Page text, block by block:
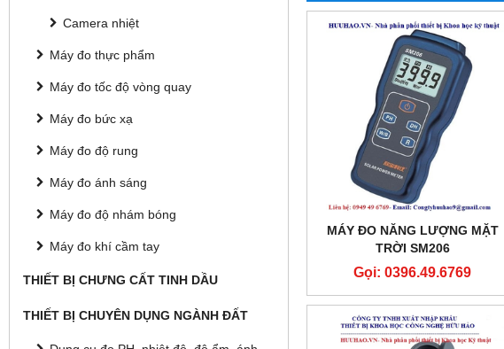
Camera nhiệt
Máy đo thực phẩm
Máy đo tốc độ vòng quay
Máy đo bức xạ
Máy đo độ rung
Máy đo ánh sáng
Máy đo độ nhám bóng
Máy đo khí cầm tay
THIẾT BỊ CHƯNG CẤT TINH DẦU
THIẾT BỊ CHUYÊN DỤNG NGÀNH ĐẤT
MÁY ĐO NĂNG LƯỢNG MẶT
TRỜI SM206
Gọi: 0396.49.6769